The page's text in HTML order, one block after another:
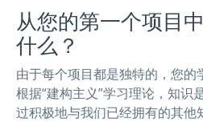
从您的第一个项目
什么？
由于每个项目都是独特的，您的
根据“建构主义”学习理论，知识
过积极地与我们已经拥有的其他